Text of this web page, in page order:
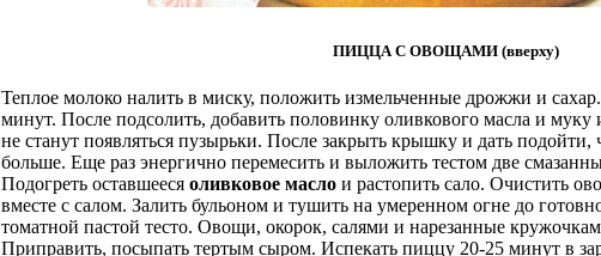
ПИЦЦА С ОВОЩАМИ (вверху)
Теплое молоко налить в миску, положить измельченные дрожжи и сахар.
минут. После подсолить, добавить половинку оливкового масла и муку
не станут появляться пузырьки. После закрыть крышку и дать подойти,
больше. Еще раз энергично перемесить и выложить тестом две
Подогреть оставшеесяоливковое масло и растопить сало. Очистить
вместе с салом. Залить бульоном и тушить на умеренном огне до
томатной пастой тесто. Овощи, окорок, салями и нарезанные
Приправить, посыпать тертым сыром. Испекать пиццу 20-25 минут в